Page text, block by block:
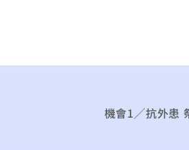
機會1╱抗外患